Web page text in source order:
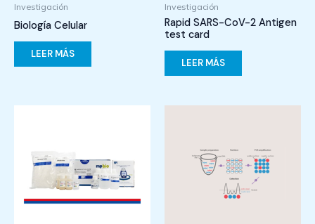
Investigación
Biología Celular
LEER MÁS
Investigación
Rapid SARS-CoV-2 Antigen
test card
LEER MÁS